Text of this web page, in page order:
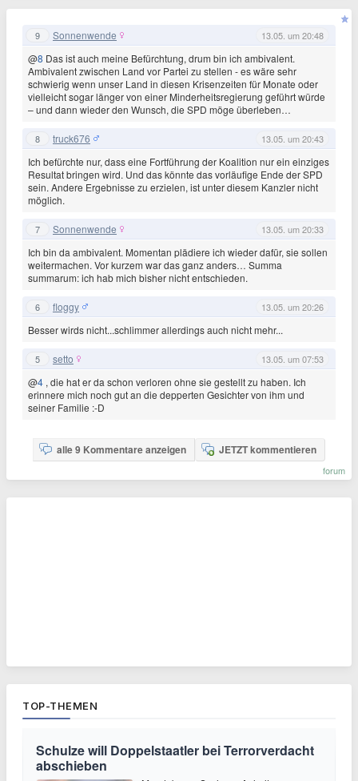
9 Sonnenwende 13.05. um 20:48
@8 Das ist auch meine Befürchtung, drum bin ich ambivalent.
Ambivalent zwischen Land vor Partei zu stellen - es wäre sehr
schwierig wenn unser Land in diesen Krisenzeiten für Monate oder
vielleicht sogar länger von einer Minderheitsregierung geführt würde
– und dann wieder den Wunsch, die SPD möge überleben…
8 truck676 13.05. um 20:43
Ich befürchte nur, dass eine Fortführung der Koalition nur ein einziges
Resultat bringen wird. Und das könnte das vorläufige Ende der SPD
sein. Andere Ergebnisse zu erzielen, ist unter diesem Kanzler nicht
möglich.
7 Sonnenwende 13.05. um 20:33
Ich bin da ambivalent. Momentan plädiere ich wieder dafür, sie sollen
weitermachen. Vor kurzem war das ganz anders… Summa
summarum: ich hab mich bisher nicht entschieden.
6 floggy 13.05. um 20:26
Besser wirds nicht...schlimmer allerdings auch nicht mehr...
5 setto 13.05. um 07:53
@4 , die hat er da schon verloren ohne sie gestellt zu haben. Ich
erinnere mich noch gut an die depperten Gesichter von ihm und
seiner Familie :-D
alle 9 Kommentare anzeigen JETZT kommentieren
forum
TOP-THEMEN
Schulze will Doppelstaatler bei Terrorverdacht
abschieben